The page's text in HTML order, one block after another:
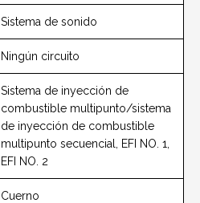
Sistema de sonido
Ningún circuito
Sistema de inyección de
combustible multipunto/sistema
de inyección de combustible
multipunto secuencial, EFI NO. 1,
EFI NO. 2
Cuerno